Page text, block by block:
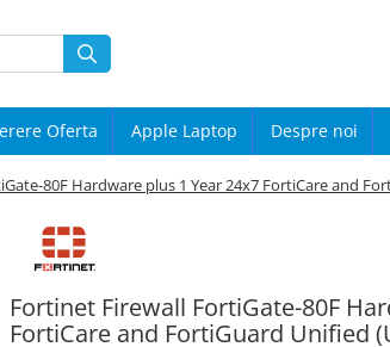
Oferta Apple Laptop Despre noi
80F Hardware plus 1 Year 24x7 FortiCare and
Fortinet Firewall FortiGate-80F
FortiCare and FortiGuard Unified